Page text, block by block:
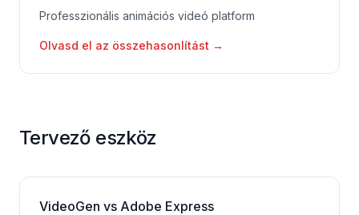
Professzionális animációs videó platform
Olvasd el az összehasonlítást →
Tervező eszköz
VideoGen vs Adobe Express